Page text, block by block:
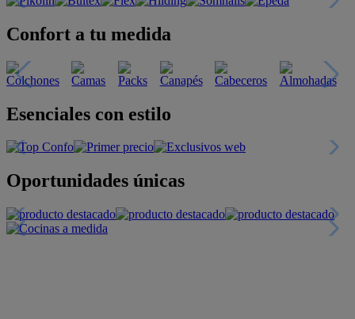
Confort a tu medida
Esenciales con estilo
Oportunidades únicas